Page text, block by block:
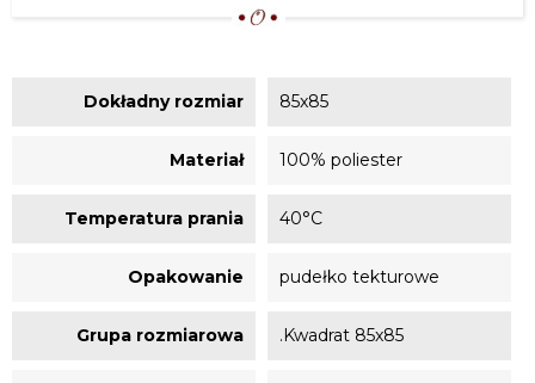
Dokładny rozmiar 85x85
Materiał 100% poliester
Temperatura prania 40°C
Opakowanie pudełko tekturowe
Grupa rozmiarowa .Kwadrat 85x85